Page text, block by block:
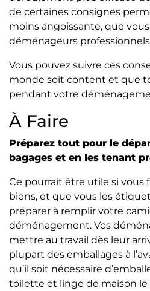
de certaines consignes
moins angoissante, que
déménageurs
Vous pouvez suivre ces
monde soit content et que
pendant votre
À Faire
Préparez tout pour le
bagages et en les tenant
Ce pourrait être utile si vous
biens, et que vous les
préparer à remplir votre
déménagement. Vos
mettre au travail dès leur
plupart des emballages à
qu’il soit nécessaire
toilette et linge de maison